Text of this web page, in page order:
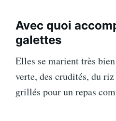
Avec quoi
galettes
Elles se marient très
verte, des crudités, du
grillés pour un repas